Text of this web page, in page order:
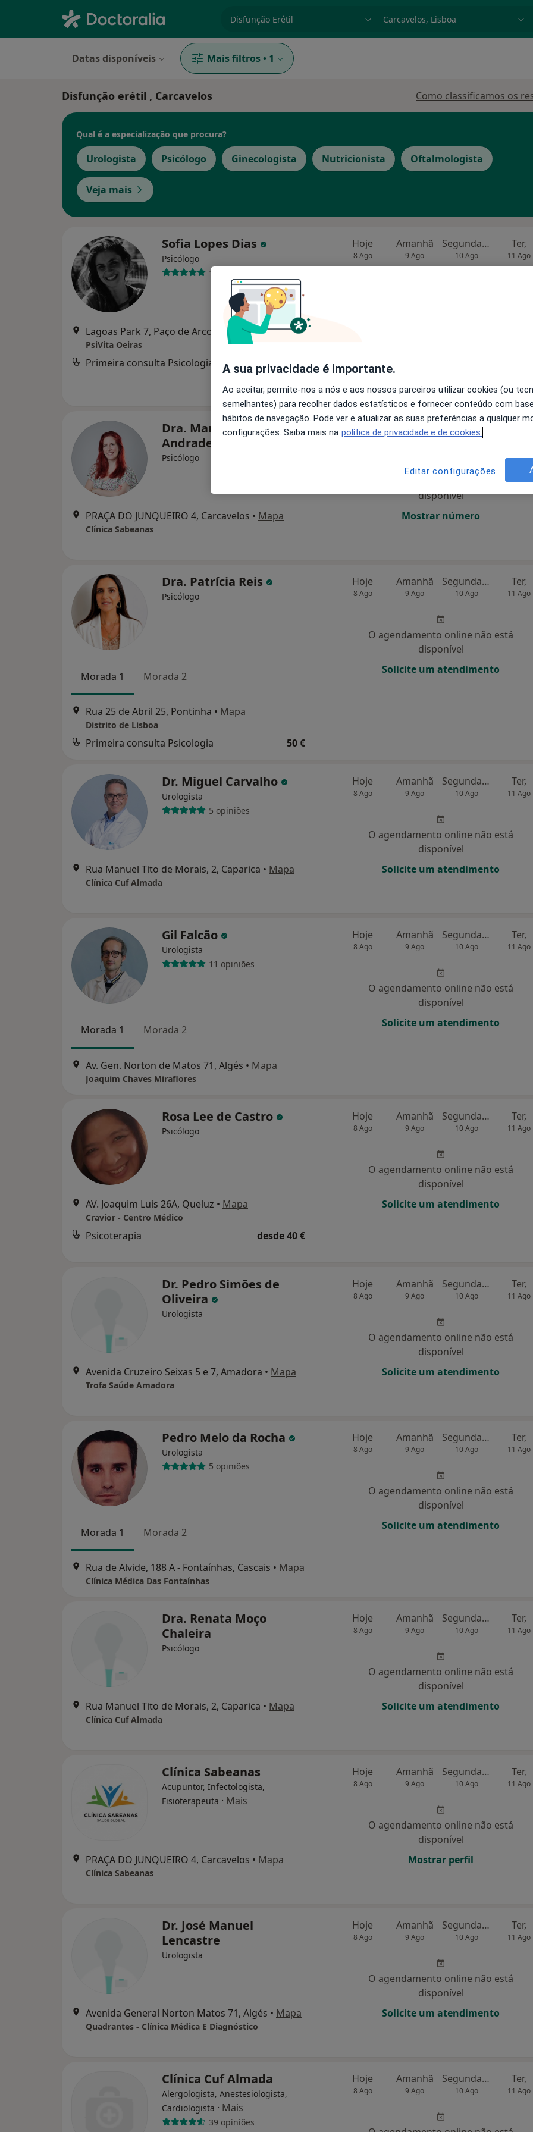
especialidade, doença ou nome
Datas disponíveis Mais filtros • 1
Disfunção erétil , Carcavelos Como classificamos os
Qual é a especialização que procura?
Urologista Psicólogo Ginecologista Nutricionista Oftalmologista
Veja mais
Sofia Lopes Dias
Psicólogo
1 opinião
Lagoas Park 7, Paço de Arcos Mapa
PsiVita Oeiras
Primeira consulta Psicologia 65 €
Hoje
8 Ago
Amanhã
9 Ago
Segunda-feira
10 Ago
Ter,
11 Ago
Dra. Maria João
Andrade
Psicólogo
PRAÇA DO JUNQUEIRO 4, Carcavelos • Mapa
Clínica Sabeanas
Hoje
8 Ago
Amanhã
9 Ago
Segunda-feira
10 Ago
O agendamento online não está
disponível
Mostrar número
Dra. Patrícia Reis
Psicólogo
Morada 1 Morada 2
Rua 25 de Abril 25, Pontinha • Mapa
Distrito de Lisboa
Primeira consulta Psicologia 50 €
Hoje
8 Ago
Amanhã
9 Ago
Segunda-feira
10 Ago
Ter,
11 Ago
O agendamento online não está
disponível
Solicite um atendimento
Dr. Miguel Carvalho
Urologista
5 opiniões
Rua Manuel Tito de Morais, 2, Caparica • Mapa
Clínica Cuf Almada
Hoje
8 Ago
Amanhã
9 Ago
Segunda-feira
10 Ago
Ter,
11 Ago
O agendamento online não está
disponível
Solicite um atendimento
Gil Falcão
Urologista
11 opiniões
Morada 1 Morada 2
Av. Gen. Norton de Matos 71, Algés • Mapa
Joaquim Chaves Miraflores
Hoje
8 Ago
Amanhã
9 Ago
Segunda-feira
10 Ago
Ter,
11 Ago
O agendamento online não está
disponível
Solicite um atendimento
Rosa Lee de Castro
Psicólogo
AV. Joaquim Luis 26A, Queluz • Mapa
Cravior - Centro Médico
Psicoterapia desde 40 €
Hoje
8 Ago
Amanhã
9 Ago
Segunda-feira
10 Ago
Ter,
11 Ago
O agendamento online não está
disponível
Solicite um atendimento
Dr. Pedro Simões de
Oliveira
Urologista
Avenida Cruzeiro Seixas 5 e 7, Amadora • Mapa
Trofa Saúde Amadora
Hoje
8 Ago
Amanhã
9 Ago
Segunda-feira
10 Ago
Ter,
11 Ago
O agendamento online não está
disponível
Solicite um atendimento
Pedro Melo da Rocha
Urologista
5 opiniões
Morada 1 Morada 2
Rua de Alvide, 188 A - Fontaínhas, Cascais • Mapa
Clínica Médica Das Fontaínhas
Hoje
8 Ago
Amanhã
9 Ago
Segunda-feira
10 Ago
Ter,
11 Ago
O agendamento online não está
disponível
Solicite um atendimento
Dra. Renata Moço
Chaleira
Psicólogo
Rua Manuel Tito de Morais, 2, Caparica • Mapa
Clínica Cuf Almada
Hoje
8 Ago
Amanhã
9 Ago
Segunda-feira
10 Ago
Ter,
11 Ago
O agendamento online não está
disponível
Solicite um atendimento
Clínica Sabeanas
Acupuntor, Infectologista,
Fisioterapeuta · Mais
PRAÇA DO JUNQUEIRO 4, Carcavelos • Mapa
Clínica Sabeanas
Hoje
8 Ago
Amanhã
9 Ago
Segunda-feira
10 Ago
Ter,
11 Ago
O agendamento online não está
disponível
Mostrar perfil
Dr. José Manuel
Lencastre
Urologista
Avenida General Norton Matos 71, Algés • Mapa
Quadrantes - Clínica Médica E Diagnóstico
Hoje
8 Ago
Amanhã
9 Ago
Segunda-feira
10 Ago
Ter,
11 Ago
O agendamento online não está
disponível
Solicite um atendimento
Clínica Cuf Almada
Alergologista, Anestesiologista,
Cardiologista · Mais
39 opiniões
Hoje
8 Ago
Amanhã
9 Ago
Segunda-feira
10 Ago
Ter,
11 Ago
A sua privacidade é importante.
Ao aceitar, permite-nos a nós e aos nossos parceiros utilizar cookies (ou
semelhantes) para recolher dados estatísticos e fornecer conteúdo com
hábitos de navegação. Pode ver e atualizar as suas preferências a qualquer
configurações. Saiba mais na política de privacidade e de cookies.
Editar configurações